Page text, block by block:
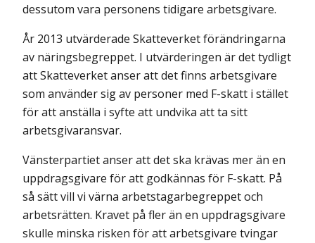
dessutom vara personens tidigare arbetsgivare.
År 2013 utvärderade Skatteverket förändringarna
av näringsbegreppet. I utvärderingen är det tydligt
att Skatteverket anser att det finns arbetsgivare
som använder sig av personer med F-skatt i stället
för att anställa i syfte att undvika att ta sitt
arbetsgivaransvar.
Vänsterpartiet anser att det ska krävas mer än en
uppdragsgivare för att godkännas för F-skatt. På
så sätt vill vi värna arbetstagarbegreppet och
arbetsrätten. Kravet på fler än en uppdragsgivare
skulle minska risken för att arbetsgivare tvingar